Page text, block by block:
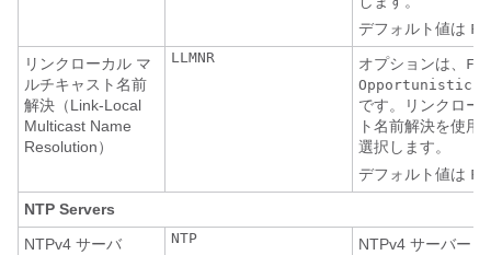
デフォルト値は
リンクローカル マ
ルチキャスト名前
解決（Link-Local
Multicast Name
Resolution）
LLMNR オプションは、
Opportunistic
です。リンクロー
ト名前解決を使用
選択します。
デフォルト値は
NTP Servers
NTPv4 サーバ
NTP
NTPv4 サーバー